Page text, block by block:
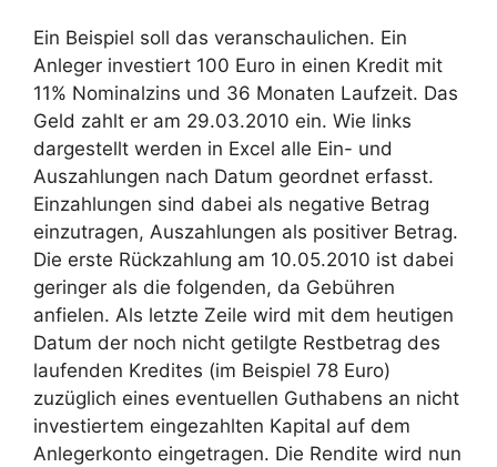
Ein Beispiel soll das veranschaulichen. Ein
Anleger investiert 100 Euro in einen Kredit mit
11% Nominalzins und 36 Monaten Laufzeit. Das
Geld zahlt er am 29.03.2010 ein. Wie links
dargestellt werden in Excel alle Ein- und
Auszahlungen nach Datum geordnet erfasst.
Einzahlungen sind dabei als negative Betrag
einzutragen, Auszahlungen als positiver Betrag.
Die erste Rückzahlung am 10.05.2010 ist dabei
geringer als die folgenden, da Gebühren
anfielen. Als letzte Zeile wird mit dem heutigen
Datum der noch nicht getilgte Restbetrag des
laufenden Kredites (im Beispiel 78 Euro)
zuzüglich eines eventuellen Guthabens an nicht
investiertem eingezahlten Kapital auf dem
Anlegerkonto eingetragen. Die Rendite wird nun